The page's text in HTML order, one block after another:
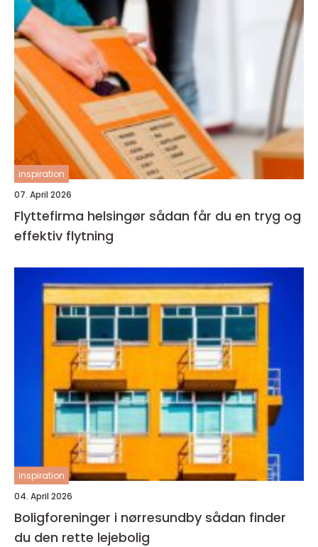
inspiration
07. April 2026
Flyttefirma helsingør sådan får du en tryg og
effektiv flytning
inspiration
04. April 2026
Boligforeninger i nørresundby sådan finder
du den rette lejebolig